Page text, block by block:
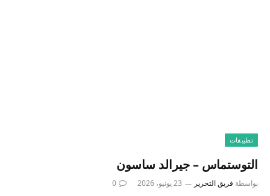
تطبيقات
التوستماس – جيرالد ساسون
بواسطة فريق التحرير 23 يونيو، 2026 0